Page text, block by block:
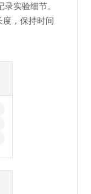
实验细节。
度，保持时间